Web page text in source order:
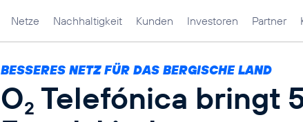
Netze Nachhaltigkeit Kunden Investoren Partner
BESSERES NETZ FÜR DAS BERGISCHE LAND
O2 Telefónica bringt